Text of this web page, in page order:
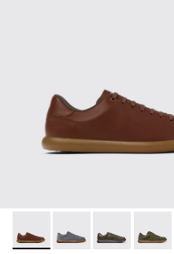
Pelotas Soller - K101003-
Pelotas Soller -
Pelotas